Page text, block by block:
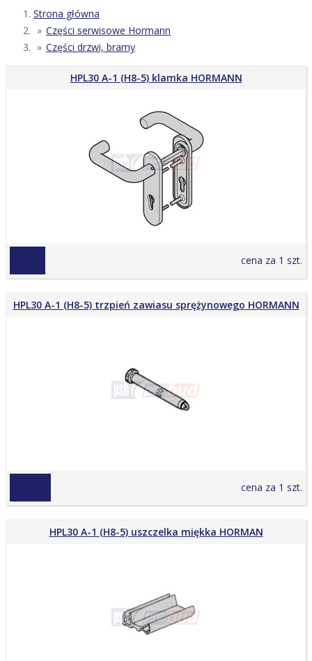
Strona główna
Części serwisowe Hormann
Części drzwi, bramy
HPL30 A-1 (H8-5) klamka HORMANN
cena za 1 szt.
HPL30 A-1 (H8-5) trzpień zawiasu sprężynowego HORMANN
cena za 1 szt.
HPL30 A-1 (H8-5) uszczelka miękka HORMAN